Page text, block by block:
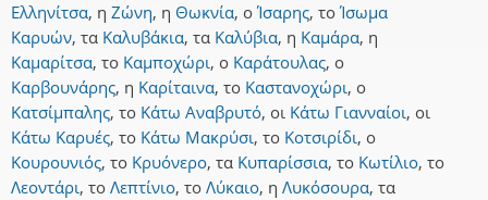
Ελληνίτσα, η Ζώνη, η Θωκνία, ο Ίσαρης, το Ίσωμα
Καρυών, τα Καλυβάκια, τα Καλύβια, η Καμάρα, η
Καμαρίτσα, το Καμποχώρι, ο Καράτουλας, ο
Καρβουνάρης, η Καρίταινα, το Καστανοχώρι, ο
Κατσίμπαλης, το Κάτω Αναβρυτό, οι Κάτω Γιανναίοι, οι
Κάτω Καρυές, το Κάτω Μακρύσι, το Κοτσιρίδι, ο
Κουρουνιός, το Κρυόνερο, τα Κυπαρίσσια, το Κωτίλιο, το
Λεοντάρι, το Λεπτίνιο, το Λύκαιο, η Λυκόσουρα, τα